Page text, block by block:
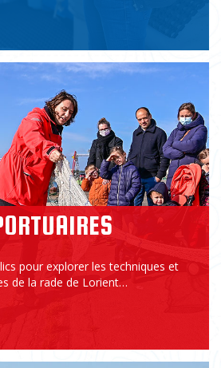
pour explorer les techniques et
de la rade de Lorient…